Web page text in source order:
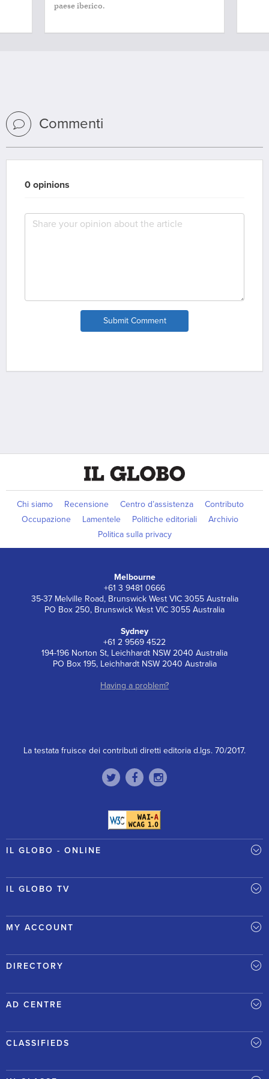
paese iberico.
Commenti
0 opinions
Submit Comment
Chi siamo Recensione Centro d’assistenza
Contributo
Occupazione
Lamentele Politiche editoriali
Archivio
Politica sulla privacy
Melbourne
+61 3 9481 0666
35-37 Melville Road, Brunswick West VIC 3055 Australia
PO Box 250, Brunswick West VIC 3055 Australia
Sydney
+61 2 9569 4522
194-196 Norton St, Leichhardt NSW 2040 Australia
PO Box 195, Leichhardt NSW 2040 Australia
Having a problem?
La testata fruisce dei contributi diretti editoria d.lgs. 70/2017.
IL GLOBO - ONLINE
IL GLOBO TV
MY ACCOUNT
DIRECTORY
AD CENTRE
CLASSIFIEDS